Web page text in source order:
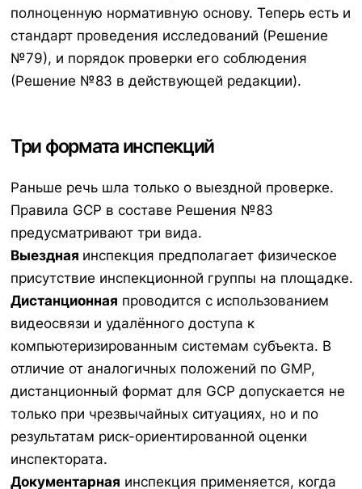
полноценную нормативную основу. Теперь есть и
стандарт проведения исследований (Решение
№79), и порядок проверки его соблюдения
(Решение №83 в действующей редакции).
Три формата инспекций
Раньше речь шла только о выездной проверке.
Правила GCP в составе Решения №83
предусматривают три вида.
Выездная инспекция предполагает физическое
присутствие инспекционной группы на площадке.
Дистанционная проводится с использованием
видеосвязи и удалённого доступа к
компьютеризированным системам субъекта. В
отличие от аналогичных положений по GMP,
дистанционный формат для GCP допускается не
только при чрезвычайных ситуациях, но и по
результатам риск-ориентированной оценки
инспектората.
Документарная инспекция применяется, когда